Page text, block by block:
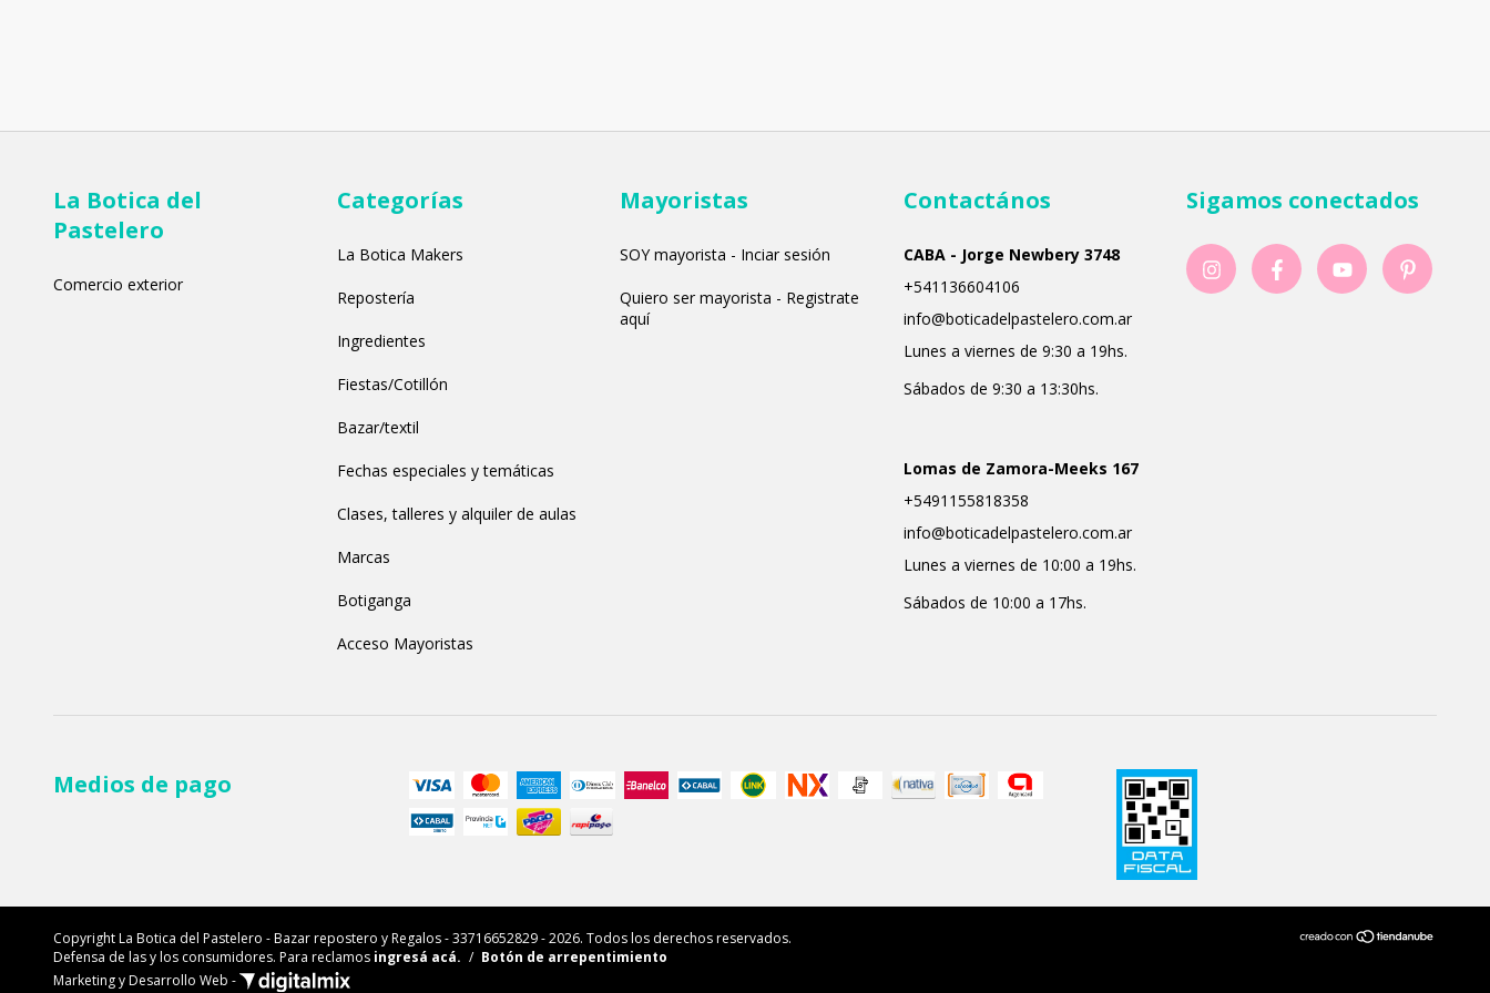
La Botica del
Pastelero
Comercio exterior
Categorías
La Botica Makers
Repostería
Ingredientes
Fiestas/Cotillón
Bazar/textil
Fechas especiales y temáticas
Clases, talleres y alquiler de aulas
Marcas
Botiganga
Acceso Mayoristas
Mayoristas
SOY mayorista - Inciar sesión
Quiero ser mayorista - Registrate
aquí
Contactános
CABA - Jorge Newbery 3748
+541136604106
info@boticadelpastelero.com.ar
Lunes a viernes de 9:30 a 19hs.
Sábados de 9:30 a 13:30hs.
Lomas de Zamora-Meeks 167
+5491155818358
info@boticadelpastelero.com.ar
Lunes a viernes de 10:00 a 19hs.
Sábados de 10:00 a 17hs.
Sigamos conectados
Medios de pago
Copyright La Botica del Pastelero - Bazar repostero y Regalos - 33716652829 - 2026. Todos los derechos reservados.
Defensa de las y los consumidores. Para reclamos ingresá acá. / Botón de arrepentimiento
Marketing y Desarrollo Web -